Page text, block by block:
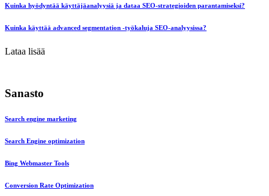
Kuinka hyödyntää käyttäjäanalyysiä ja dataa SEO-strategioiden parantamiseksi?
Kuinka käyttää advanced segmentation -työkaluja SEO-analyysissa?
Lataa lisää
Sanasto
Search engine marketing
Search Engine optimization
Bing Webmaster Tools
Conversion Rate Optimization